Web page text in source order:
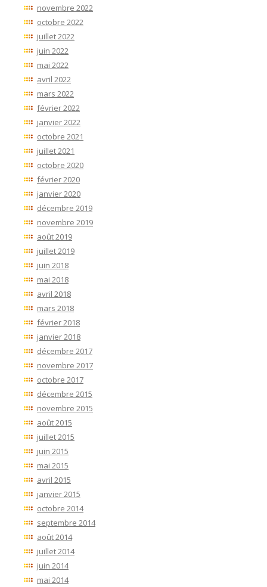
novembre 2022
octobre 2022
juillet 2022
juin 2022
mai 2022
avril 2022
mars 2022
février 2022
janvier 2022
octobre 2021
juillet 2021
octobre 2020
février 2020
janvier 2020
décembre 2019
novembre 2019
août 2019
juillet 2019
juin 2018
mai 2018
avril 2018
mars 2018
février 2018
janvier 2018
décembre 2017
novembre 2017
octobre 2017
décembre 2015
novembre 2015
août 2015
juillet 2015
juin 2015
mai 2015
avril 2015
janvier 2015
octobre 2014
septembre 2014
août 2014
juillet 2014
juin 2014
mai 2014